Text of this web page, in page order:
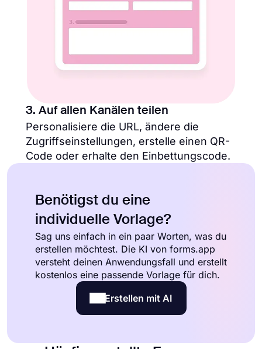
3. Auf allen Kanälen teilen
Personalisiere die URL, ändere die
Zugriffseinstellungen, erstelle einen QR-
Code oder erhalte den Einbettungscode.
Benötigst du eine
individuelle Vorlage?
Sag uns einfach in ein paar Worten, was du
erstellen möchtest. Die KI von forms.app
versteht deinen Anwendungsfall und erstellt
kostenlos eine passende Vorlage für dich.
Erstellen mit AI